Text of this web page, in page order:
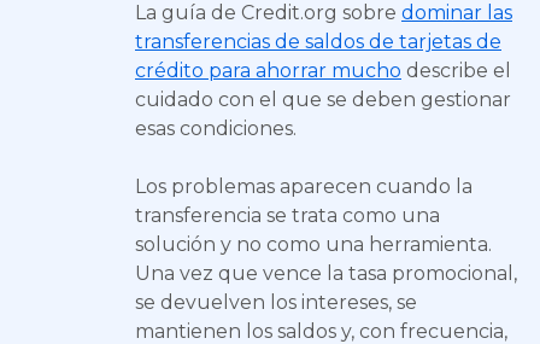
La guía de Credit.org sobre dominar las
transferencias de saldos de tarjetas de
crédito para ahorrar mucho describe el
cuidado con el que se deben gestionar
esas condiciones.
Los problemas aparecen cuando la
transferencia se trata como una
solución y no como una herramienta.
Una vez que vence la tasa promocional,
se devuelven los intereses, se
mantienen los saldos y, con frecuencia,